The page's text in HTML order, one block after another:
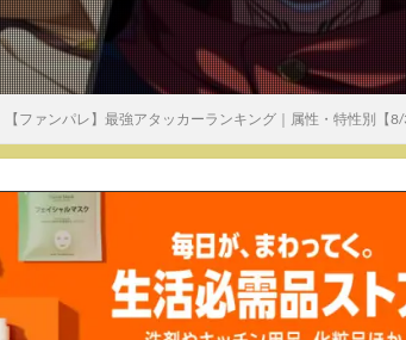
【ファンパレ】最強アタッカーランキング｜属性・特性別【8/